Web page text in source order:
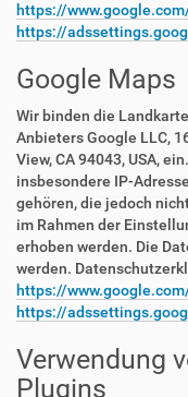
https://
https://
Google Maps
Wir binden die
Anbieters Google LLC,
View, CA 94043, USA,
insbesondere IP-
gehören, die jedoch
im Rahmen der
erhoben werden. Die
werden.
https://
https://
Verwendung
Plugins